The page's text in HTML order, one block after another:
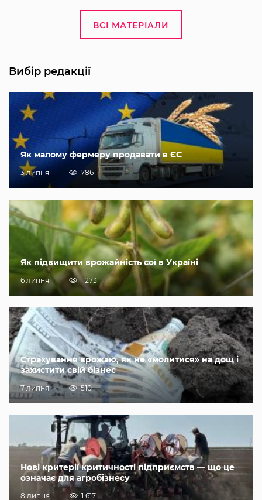
ВСІ МАТЕРІАЛИ
Вибір редакції
Як малому фермеру продавати в ЄС
3 липня 786
Як підвищити врожайність сої в Україні
6 липня 1 273
Страхування врожаю, як не «молитися» на дощ і
захистити свій бізнес
7 липня 510
Нові критерії критичності підприємств — що це
означає для агробізнесу
8 липня 1 617